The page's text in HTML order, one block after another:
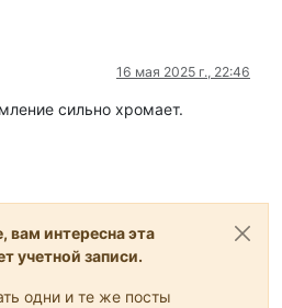
16 мая 2025 г., 22:46
сильно хромает.
вам интересна эта
учетной записи.
одни и те же посты